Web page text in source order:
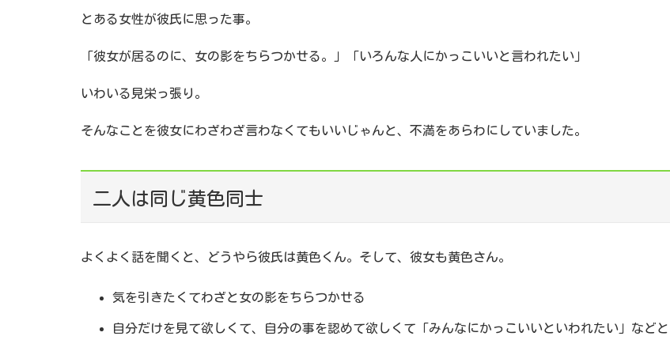
とある女性が彼氏に思った事。
「彼女が居るのに、女の影をちらつかせる。」「いろんな人にかっこいいと言われたい」
いわいる見栄っ張り。
そんなことを彼女にわざわざ言わなくてもいいじゃんと、不満をあらわにしていました。
二人は同じ黄色同士
よくよく話を聞くと、どうやら彼氏は黄色くん。そして、彼女も黄色さん。
気を引きたくてわざと女の影をちらつかせる
自分だけを見て欲しくて、自分の事を認めて欲しくて「みんなにかっこいいといわれたい」などと